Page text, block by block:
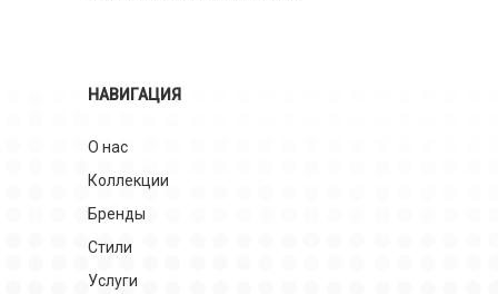
НАВИГАЦИЯ
О нас
Коллекции
Бренды
Стили
Услуги